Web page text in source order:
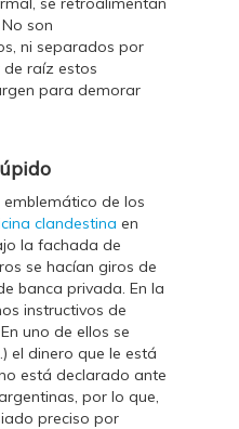
son
ni separados por
de raíz estos
para demorar
emblemático de los
clandestina en
la fachada de
se hacían giros de
banca privada. En la
instructivos de
uno de ellos se
el dinero que le está
está declarado ante
por lo que,
preciso por